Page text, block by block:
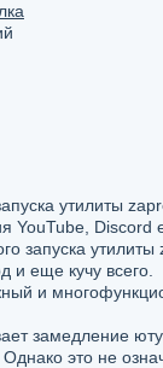
утилиты
YouTube, Discord
запуска утилиты
и еще кучу всего.
и
замедление
это не